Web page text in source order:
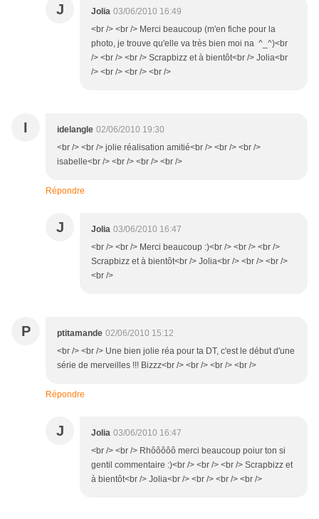
J Jolia 03/06/2010 16:49
<br /> <br /> Merci beaucoup (m'en fiche pour la
photo, je trouve qu'elle va très bien moi na ^_^)<br
/> <br /> <br /> Scrapbizz et à bientôt<br /> Jolia<br
/> <br /> <br /> <br />
I idelangle 02/06/2010 19:30
<br /> <br /> jolie réalisation amitié<br /> <br /> <br />
isabelle<br /> <br /> <br /> <br />
Répondre
J Jolia 03/06/2010 16:47
<br /> <br /> Merci beaucoup :)<br /> <br /> <br />
Scrapbizz et à bientôt<br /> Jolia<br /> <br /> <br />
<br />
P ptitamande 02/06/2010 15:12
<br /> <br /> Une bien jolie réa pour ta DT, c'est le début d'une
série de merveilles !!! Bizzz<br /> <br /> <br /> <br />
Répondre
J Jolia 03/06/2010 16:47
<br /> <br /> Rhôôôôô merci beaucoup poiur ton si
gentil commentaire :)<br /> <br /> <br /> Scrapbizz et
à bientôt<br /> Jolia<br /> <br /> <br /> <br />